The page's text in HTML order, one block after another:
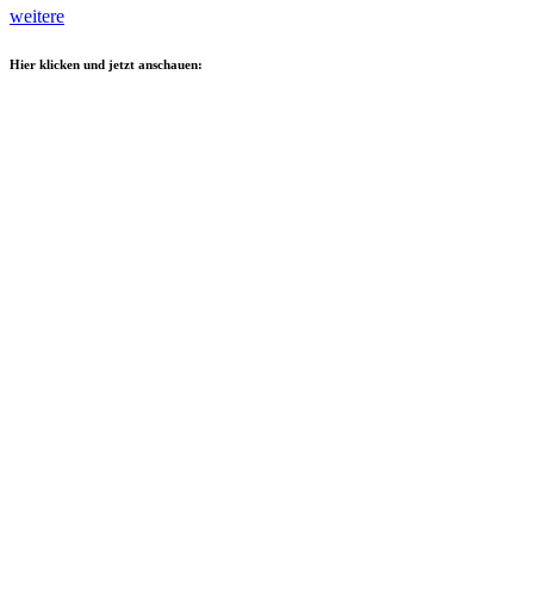
weitere
Hier klicken und jetzt anschauen: